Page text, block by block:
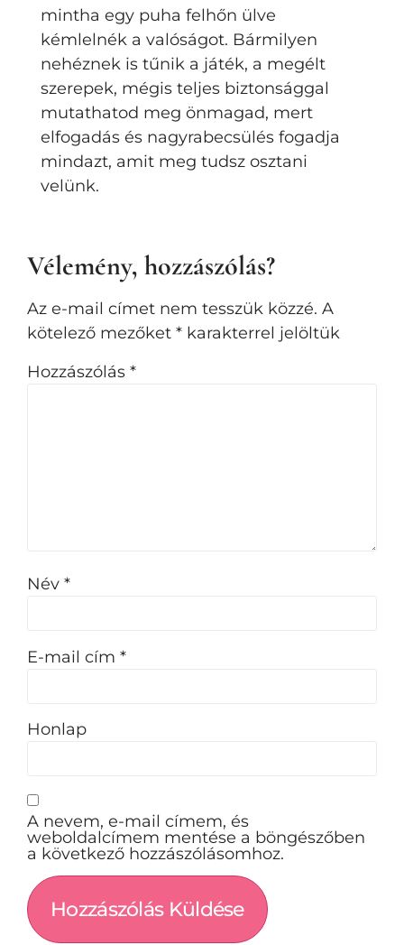
mintha egy puha felhőn ülve
kémlelnék a valóságot. Bármilyen
nehéznek is tűnik a játék, a megélt
szerepek, mégis teljes biztonsággal
mutathatod meg önmagad, mert
elfogadás és nagyrabecsülés fogadja
mindazt, amit meg tudsz osztani
velünk.
Vélemény, hozzászólás?
Az e-mail címet nem tesszük közzé. A
kötelező mezőket * karakterrel jelöltük
Hozzászólás *
Név *
E-mail cím *
Honlap
A nevem, e-mail címem, és
weboldalcímem mentése a böngészőben
a következő hozzászólásomhoz.